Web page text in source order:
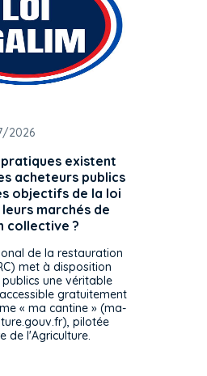
2026
existent
acheteurs publics
objectifs de la loi
marchés de
collective ?
de la restauration
met à disposition
une véritable
gratuitement
« ma cantine » (ma-
pilotée
de l'Agriculture.